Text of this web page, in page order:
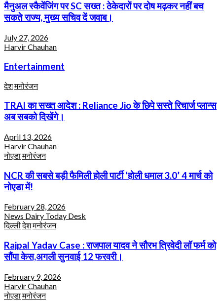
मैनुअल स्कैवेंजिंग पर SC सख्त : ठेकेदारों पर दोष मढ़कर नहीं बच
सकते राज्य, मुख्य सचिव दें जवाब।
July 27, 2026
Harvir Chauhan
Entertainment
देशमनोरंजन
TRAI का सख्त आदेश : Reliance Jio के छिपे सस्ते रिचार्ज प्लान्स
अब सबको दिखेंगे।
April 13, 2026
Harvir Chauhan
नोएडामनोरंजन
NCR की सबसे बड़ी फैमिली होली पार्टी ‘होली धमाल 3.0’ 4 मार्च को
नोएडा में!
February 28, 2026
News Dairy Today Desk
दिल्लीदेशमनोरंजन
Rajpal Yadav Case : राजपाल यादव ने सौरभ त्रिवेदी लॉ फर्म को
सौंपा केस,अगली सुनवाई 12 फरवरी।
February 9, 2026
Harvir Chauhan
नोएडामनोरंजन